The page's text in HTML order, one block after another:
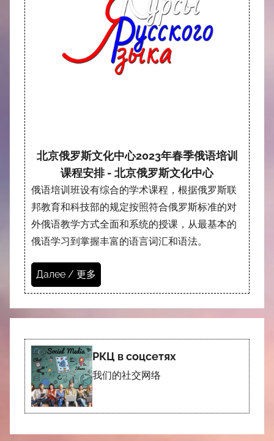
北京俄罗斯文化中心2023年春季俄语培训
课程安排 - 北京俄罗斯文化中心
俄语培训班设有综合的学术课程，根据俄罗斯联
邦教育和科技部的规定按照符合俄罗斯标准的对
外俄语教学方式全面和系统的授课，从最基本的
俄语学习到掌握丰富的语言词汇和语法。
Далее / 更多
РКЦ в соцсетях
我们的社交网络